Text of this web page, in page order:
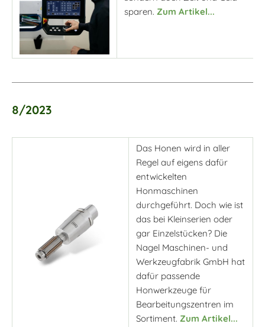
sparen. Zum Artikel...
8/2023
Das Honen wird in aller
Regel auf eigens dafür
entwickelten
Honmaschinen
durchgeführt. Doch wie ist
das bei Kleinserien oder
gar Einzelstücken? Die
Nagel Maschinen- und
Werkzeugfabrik GmbH hat
dafür passende
Honwerkzeuge für
Bearbeitungszentren im
Sortiment. Zum Artikel...